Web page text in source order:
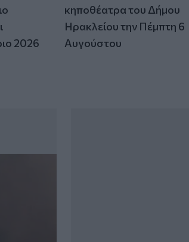
2026
κηποθέατρα του Δήμου
Ηρακλείου την Πέμπτη 6
Αυγούστου